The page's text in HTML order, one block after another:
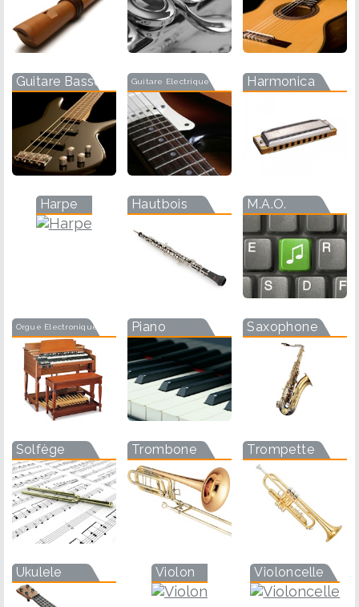
Guitare Basse Guitare Electrique Harmonica
Harpe Hautbois M.A.O.
Orgue Electronique Piano Saxophone
Solfège Trombone Trompette
Ukulele Violon Violoncelle